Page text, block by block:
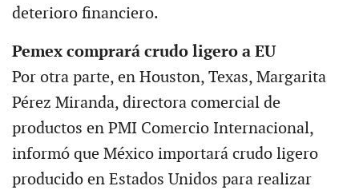
deterioro financiero.
Pemex comprará crudo ligero a EU
Por otra parte, en Houston, Texas, Margarita
Pérez Miranda, directora comercial de
productos en PMI Comercio Internacional,
informó que México importará crudo ligero
producido en Estados Unidos para realizar